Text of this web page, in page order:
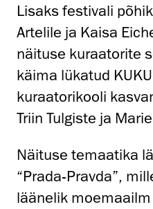
Lisaks festivali
Artelile ja Kaisa
näituse kuraatorite
käima lükatud
kuraatorikooli
Triin Tulgiste ja
Näituse temaatika
“Prada-Pravda”,
läänelik